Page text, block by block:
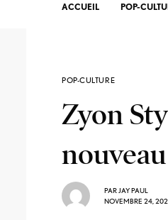
ACCUEIL POP-
POP-CULTURE
Zyon
PARJAY PAUL
NOVEMBRE 24,